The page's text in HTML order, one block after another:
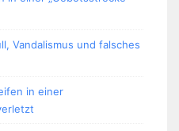
Vandalismus und falsches
in einer